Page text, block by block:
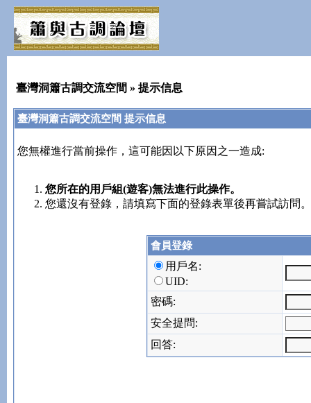
臺灣洞簫古調交流空間 » 提示信息
臺灣洞簫古調交流空間 提示信息
您無權進行當前操作，這可能因以下原因之一造成:
您所在的用戶組(遊客)無法進行此操作。
您還沒有登錄，請填寫下面的登錄表單後再嘗試訪問
會員登錄
用戶名:
UID:
密碼:
安全提問:
回答: